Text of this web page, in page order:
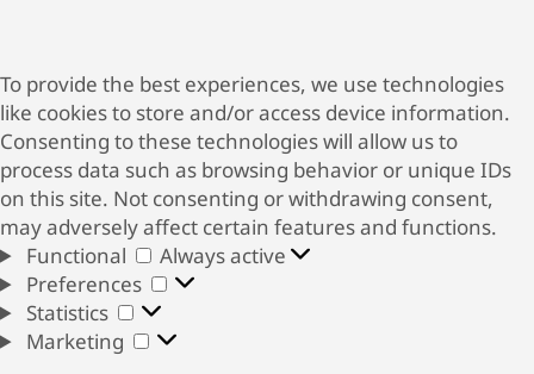
To provide the best experiences, we use technologies
like cookies to store and/or access device information.
Consenting to these technologies will allow us to
process data such as browsing behavior or unique IDs
on this site. Not consenting or withdrawing consent,
may adversely affect certain features and functions.
Functional
Functional
Always active
Preferences
Preferences
Statistics
Statistics
Marketing
Marketing